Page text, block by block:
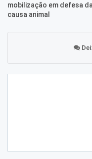
mobilização em defesa da
causa animal